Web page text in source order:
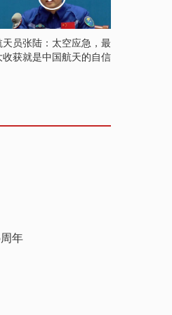
天员张陆：太空应急，最
收获就是中国航天的自信
年